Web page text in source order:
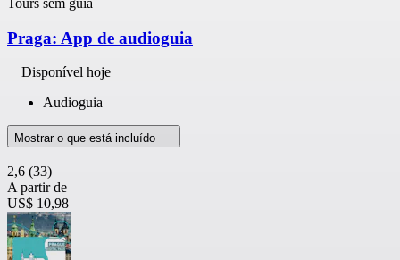
Tours sem guia
Praga: App de audioguia
Disponível hoje
Audioguia
Mostrar o que está incluído
2,6 (33)
A partir de
US$ 10,98